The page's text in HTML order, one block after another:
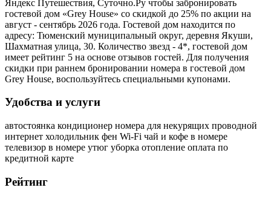
Яндекс Путешествия, Суточно.Ру чтобы забронировать
гостевой дом «Grey House» со скидкой до 25% по акции на
август - сентябрь 2026 года. Гостевой дом находится по
адресу: Тюменский муниципальный округ, деревня Якуши,
Шахматная улица, 30. Количество звезд - 4*, гостевой дом
имеет рейтинг 5 на основе отзывов гостей. Для получения
скидки при раннем бронировании номера в гостевой дом
Grey House, воспользуйтесь специальными купонами.
Удобства и услуги
автостоянка кондиционер номера для некурящих проводной
интернет холодильник фен Wi-Fi чай и кофе в номере
телевизор в номере утюг уборка отопление оплата по
кредитной карте
Рейтинг